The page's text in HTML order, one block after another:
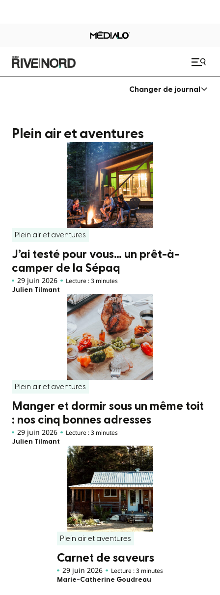
Changer de journal
Plein air et aventures
Plein air et aventures
J’ai testé pour vous… un prêt-à-
camper de la Sépaq
29 juin 2026 Lecture : 3 minutes
Julien Tilmant
Plein air et aventures
Manger et dormir sous un même toit
: nos cinq bonnes adresses
29 juin 2026 Lecture : 3 minutes
Julien Tilmant
Plein air et aventures
Carnet de saveurs
29 juin 2026 Lecture : 3 minutes
Marie-Catherine Goudreau